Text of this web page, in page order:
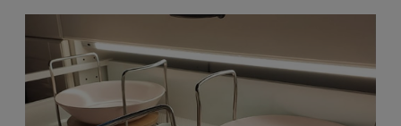
producent zdobył uznanie architektów i projektantów
dzięki odważnemu wzornictwu, dopracowanym
detalom oraz kolekcjom, które wyznaczają trendy
zamiast za nimi podążać.